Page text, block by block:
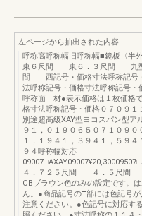
左ページから抽出された内容
呼称高呼称幅旧呼称幅■鏡板〈
東６尺間 東６．３尺間 九型
間 西記号・価格寸法呼称記号
法呼称記号・価格寸法呼称記号
呼称面 材●表示価格は１枚価格
格寸法呼称記号・価格０７０９
別途超高級XAY型ヨコスパン型ア
９１，０１９０６５０７１０９０
１，１９４１，３９４１，５９４
９４呼称幅対応
４．７２５尺間 ４．５尺間
CBブラウン色のみの設定です。
ん。●商品記号の□部には色記号
注意ください。●色記号に対応す